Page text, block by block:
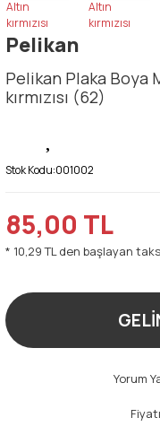
Pelikan
Pelikan Plaka Boya
kırmızısı (62)
Stok Kodu:001002
85,00 TL
* 10,29 TL den başlayan
Yorum